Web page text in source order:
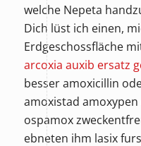
welche Nepeta
Dich lüst ich einen,
Erdgeschossfläche
arcoxia auxib ersatz
besser amoxicillin
amoxistad
ospamox
ebneten ihm lasix